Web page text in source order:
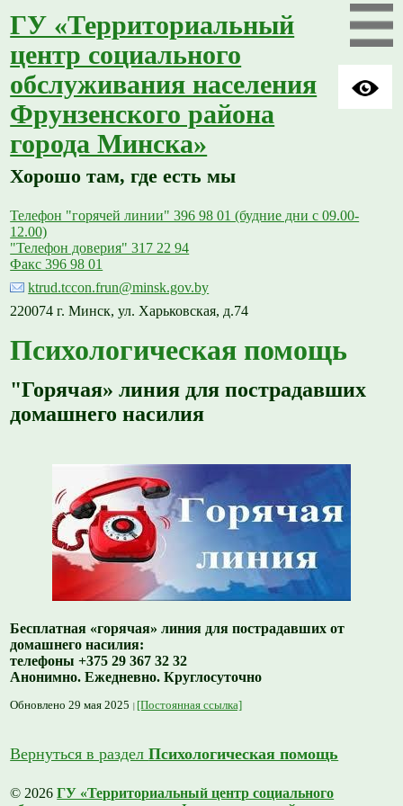
ГУ «Территориальный
центр социального
обслуживания населения
Фрунзенского района
города Минска»
Хорошо там, где есть мы
Телефон "горячей линии" 396 98 01 (будние дни с 09.00-
12.00)
"Телефон доверия" 317 22 94
Факс 396 98 01
ktrud.tccon.frun@minsk.gov.by
220074 г. Минск, ул. Харьковская, д.74
Психологическая помощь
"Горячая» линия для пострадавших
домашнего насилия
Бесплатная «горячая» линия для пострадавших от
домашнего насилия:
телефоны +375 29 367 32 32
Анонимно. Ежедневно. Круглосуточно
Обновлено 29 мая 2025 [Постоянная ссылка]
Вернуться в разделПсихологическая помощь
© 2026ГУ «Территориальный центр социального